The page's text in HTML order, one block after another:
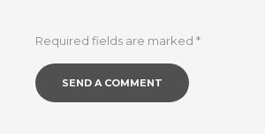
Required fields are marked *